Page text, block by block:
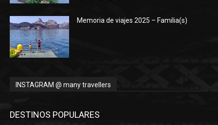
Memoria de viajes 2025 – Familia(s)
INSTAGRAM @ many travellers
DESTINOS POPULARES